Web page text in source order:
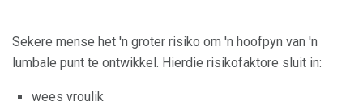
Sekere mense het 'n groter risiko om 'n hoofpyn van 'n
lumbale punt te ontwikkel. Hierdie risikofaktore sluit in:
wees vroulik